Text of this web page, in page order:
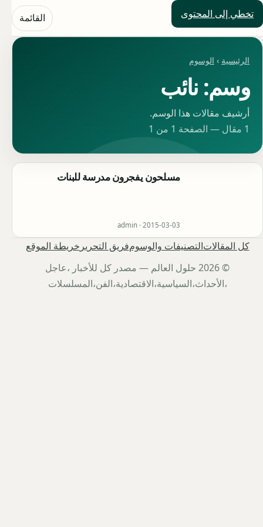
تخطي إلى المحتوى
حلول العالم القائمة
الرئيسية › الوسوم
وسم: نائب
أرشيف مقالات هذا الوسم.
1 مقال — الصفحة 1 من 1
مسلحون يفجرون مدرسة للبنات
admin · 2015-03-03
كل المقالاتالتصنيفات والوسومفريق التحرير خريطة الموقع
© 2026 حلول العالم — مصدر كل للأخبار ،عاجل
،الأحداث،السياسية،الاقتصادية،الفن،المسلسلات